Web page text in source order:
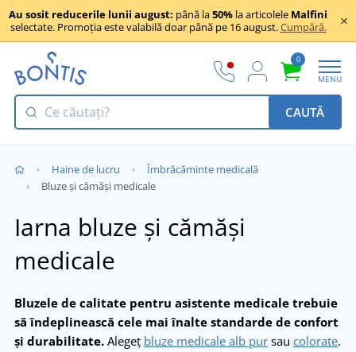
Au sosit reducerile lunii august: până la50% la articolele Malfini
selectate. Promoția este valabilă doar până pe 16 august.Cumpără.
0
MENU
CAUTĂ
Haine de lucru
Îmbrăcăminte medicală
Bluze și cămăși medicale
Iarna bluze și cămăși
medicale
Bluzele de calitate pentru asistente medicale trebuie
să îndeplinească cele mai înalte standarde de confort
și durabilitate. Alegeț bluze medicale alb pur sau colorate.